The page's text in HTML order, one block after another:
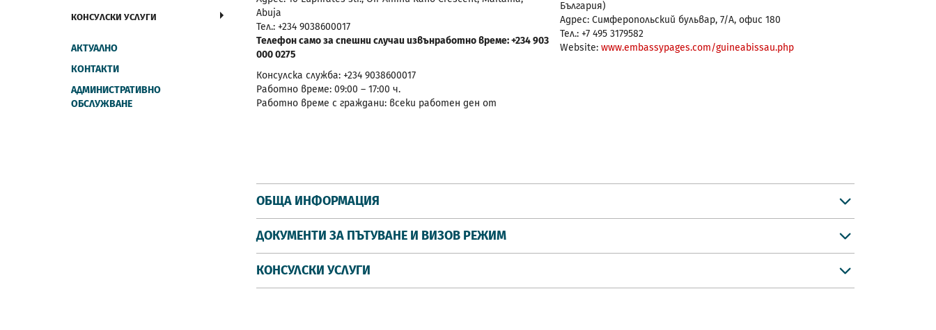
КОНСУЛСКИ УСЛУГИ
АКТУАЛНО
КОНТАКТИ
АДМИНИСТРАТИВНО
ОБСЛУЖВАНЕ
Abuja
Тел.: +234 9038600017
Телефон само за спешни случаи извънработно време: +234 903
000 0275
Консулска служба: +234 9038600017
Работно време: 09:00 – 17:00 ч.
Работно време с граждани: всеки работен ден от
България)
Адрес: Симферопольский бульвар, 7/А, офис 180
Тел.: +7 495 3179582
Website:www.embassypages.com/guineabissau.php
ОБЩА ИНФОРМАЦИЯ
ДОКУМЕНТИ ЗА ПЪТУВАНЕ И ВИЗОВ РЕЖИМ
КОНСУЛСКИ УСЛУГИ